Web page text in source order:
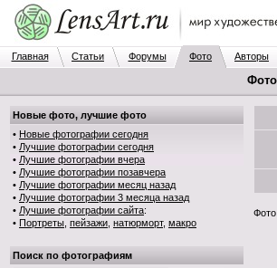
Главная Статьи Форумы Фото Авторы
Новые фото, лучшие фото
• Новые фотографии сегодня
• Лучшие фотографии сегодня
• Лучшие фотографии вчера
• Лучшие фотографии позавчера
• Лучшие фотографии месяц назад
• Лучшие фотографии 3 месяца назад
• Лучшие фотографии сайта:
• Портреты пейзажи натюрморт, макро
Поиск по фотографиям